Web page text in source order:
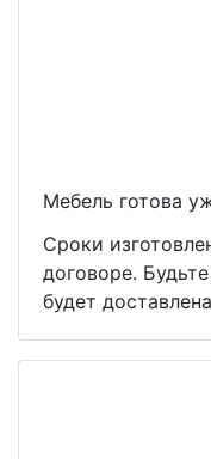
Мебель готова
Сроки
договоре.
будет